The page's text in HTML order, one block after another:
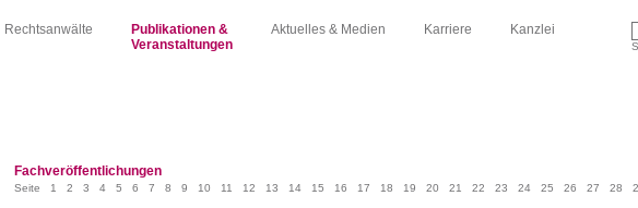
Rechtsanwälte
Publikationen &
Veranstaltungen
Aktuelles & Medien Karriere Kanzlei
Fachveröffentlichungen
Seite 1 2 3 4 5 6 7 8 9 10 11 12 13 14 15 16 17 18 19 20 21 22 23 24 25 26 27 28